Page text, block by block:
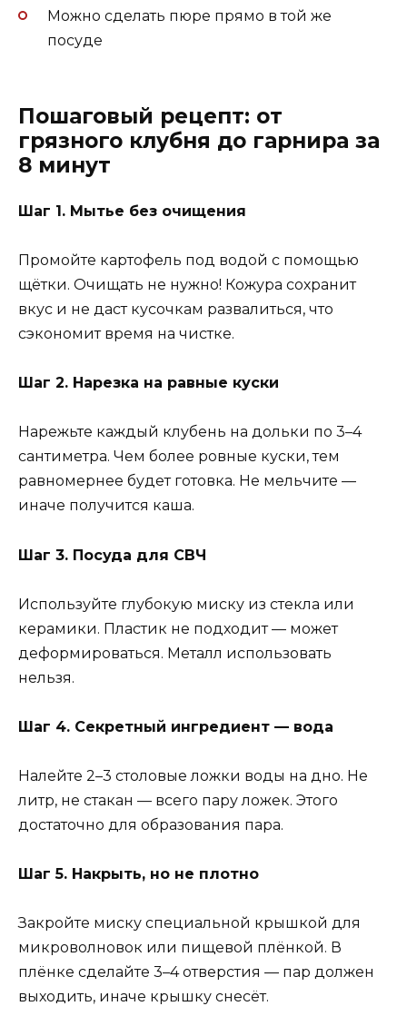
Можно сделать пюре прямо в той же
посуде
Пошаговый рецепт: от
грязного клубня до гарнира за
8 минут
Шаг 1. Мытье без очищения
Промойте картофель под водой с помощью
щётки. Очищать не нужно! Кожура сохранит
вкус и не даст кусочкам развалиться, что
сэкономит время на чистке.
Шаг 2. Нарезка на равные куски
Нарежьте каждый клубень на дольки по 3–4
сантиметра. Чем более ровные куски, тем
равномернее будет готовка. Не мельчите —
иначе получится каша.
Шаг 3. Посуда для СВЧ
Используйте глубокую миску из стекла или
керамики. Пластик не подходит — может
деформироваться. Металл использовать
нельзя.
Шаг 4. Секретный ингредиент — вода
Налейте 2–3 столовые ложки воды на дно. Не
литр, не стакан — всего пару ложек. Этого
достаточно для образования пара.
Шаг 5. Накрыть, но не плотно
Закройте миску специальной крышкой для
микроволновок или пищевой плёнкой. В
плёнке сделайте 3–4 отверстия — пар должен
выходить, иначе крышку снесёт.